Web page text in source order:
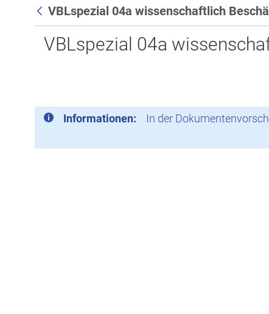
Zurück
VBLspezial 04a wissenschaftlich
VBLspezial 04a
Informationen: In der